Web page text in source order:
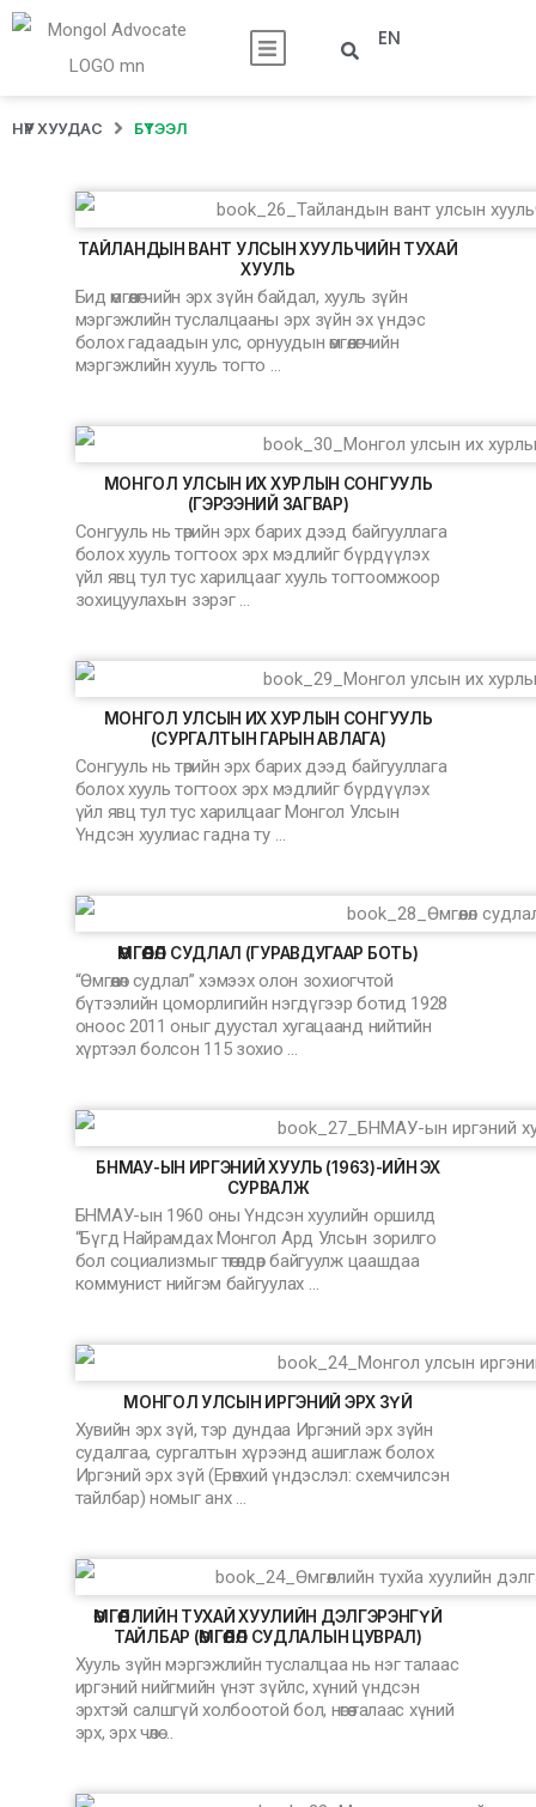
EN
НҮҮР ХУУДАС БҮТЭЭЛ
ТАЙЛАНДЫН ВАНТ УЛСЫН ХУУЛЬЧИЙН ТУХАЙ
ХУУЛЬ
Бид өмгөөлөгчийн эрх зүйн байдал, хууль зүйн
мэргэжлийн туслалцааны эрх зүйн эх үндэс
болох гадаадын улс, орнуудын өмгөөлөгчийн
мэргэжлийн хууль тогто …
МОНГОЛ УЛСЫН ИХ ХУРЛЫН СОНГУУЛЬ
(ГЭРЭЭНИЙ ЗАГВАР)
Сонгууль нь төрийн эрх барих дээд байгууллага
болох хууль тогтоох эрх мэдлийг бүрдүүлэх
үйл явц тул тус харилцааг хууль тогтоомжоор
зохицуулахын зэрэг …
МОНГОЛ УЛСЫН ИХ ХУРЛЫН СОНГУУЛЬ
(СУРГАЛТЫН ГАРЫН АВЛАГА)
Сонгууль нь төрийн эрх барих дээд байгууллага
болох хууль тогтоох эрх мэдлийг бүрдүүлэх
үйл явц тул тус харилцааг Монгол Улсын
Үндсэн хуулиас гадна ту …
ӨМГӨӨЛӨЛ СУДЛАЛ (ГУРАВДУГААР БОТЬ)
“Өмгөөлөл судлал” хэмээх олон зохиогчтой
бүтээлийн цоморлигийн нэгдүгээр ботид 1928
оноос 2011 оныг дуустал хугацаанд нийтийн
хүртээл болсон 115 зохио …
БНМАУ-ЫН ИРГЭНИЙ ХУУЛЬ (1963)-ИЙН ЭХ
СУРВАЛЖ
БНМАУ-ын 1960 оны Үндсэн хуулийн оршилд
“Бүгд Найрамдах Монгол Ард Улсын зорилго
бол социализмыг төгөлдөр байгуулж цаашдаа
коммунист нийгэм байгуулах …
МОНГОЛ УЛСЫН ИРГЭНИЙ ЭРХ ЗҮЙ
Хувийн эрх зүй, тэр дундаа Иргэний эрх зүйн
судалгаа, сургалтын хүрээнд ашиглаж болох
Иргэний эрх зүй (Ерөнхий үндэслэл: схемчилсэн
тайлбар) номыг анх …
ӨМГӨӨЛЛИЙН ТУХАЙ ХУУЛИЙН ДЭЛГЭРЭНГҮЙ
ТАЙЛБАР (ӨМГӨӨЛӨЛ СУДЛАЛЫН ЦУВРАЛ)
Хууль зүйн мэргэжлийн туслалцаа нь нэг талаас
иргэний нийгмийн үнэт зүйлс, хүний үндсэн
эрхтэй салшгүй холбоотой бол, нөгөө талаас хүний
эрх, эрх чөлө …